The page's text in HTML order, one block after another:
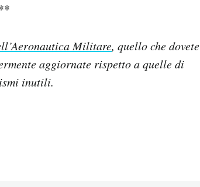
Militare, quello che dovete
aggiornate rispetto a quelle di
inutili.